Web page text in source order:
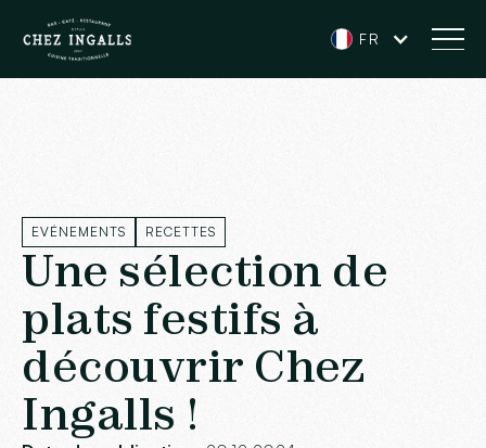
FR
EVÉNEMENTS RECETTES
Une sélection de
plats festifs à
découvrir Chez
Ingalls !